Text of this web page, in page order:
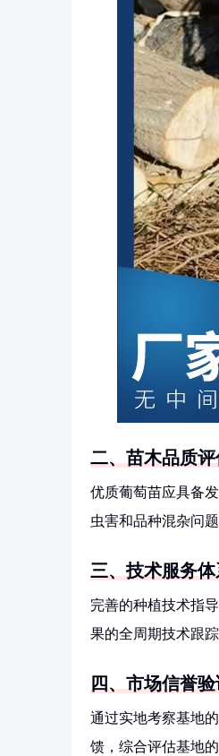
二、苗木品质
优质葡萄苗应具备
虫害和品种混杂问
三、技术服务
完善的种植技术指
果的全周期技术跟
四、市场信誉
通过实地考察基地
馈，综合评估基地的